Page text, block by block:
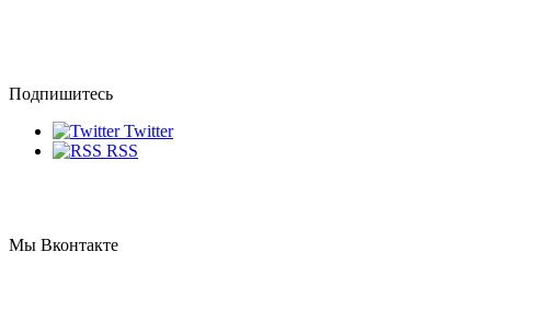
Подпишитесь
Twitter
RSS
Мы Вконтакте